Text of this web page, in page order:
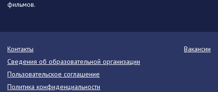
фильмов.
Контакты
Вакансии
Сведения об образовательной организации
Пользовательское соглашение
Политика конфиденциальности